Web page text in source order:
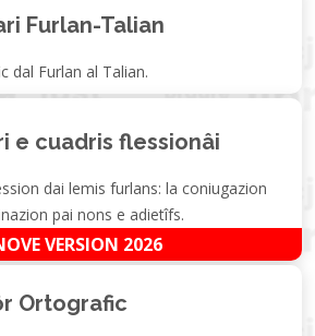
Furlan-Talian
dal Furlan al Talian.
e cuadris flessionâi
dai lemis furlans: la coniugazion
pai nons e adietîfs.
VERSION 2026
Ortografic